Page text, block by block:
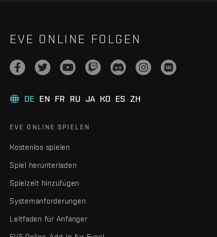
EVE ONLINE FOLGEN
DE EN FR RU JA KO ES ZH
EVE ONLINE SPIELEN
Kostenlos spielen
Spiel herunterladen
Spielzeit hinzufügen
Systemanforderungen
Leitfaden für Anfänger